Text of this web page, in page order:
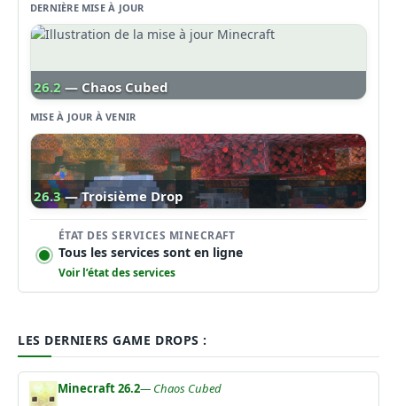
DERNIÈRE MISE À JOUR
26.2 — Chaos Cubed
MISE À JOUR À VENIR
26.3 — Troisième Drop
ÉTAT DES SERVICES MINECRAFT
Tous les services sont en ligne
Voir l’état des services
LES DERNIERS GAME DROPS :
Minecraft 26.2— Chaos Cubed